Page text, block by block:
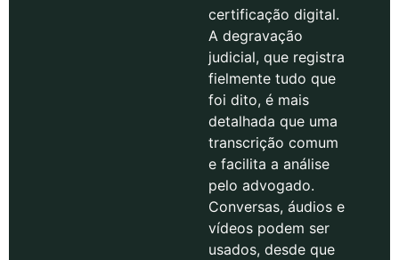
certificação digital.
A degravação
judicial, que registra
fielmente tudo que
foi dito, é mais
detalhada que uma
transcrição comum
e facilita a análise
pelo advogado.
Conversas, áudios e
vídeos podem ser
usados, desde que